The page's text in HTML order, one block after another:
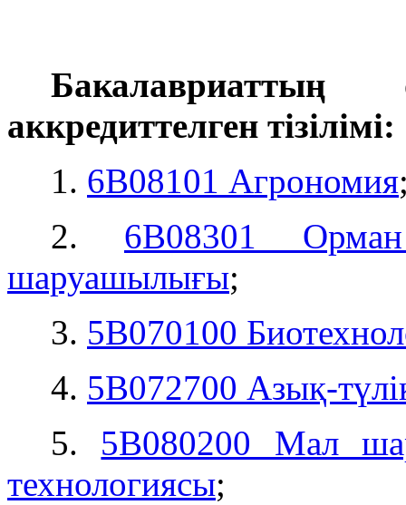
Бакалавриаттың
аккредиттелген тізілімі:
1. 6В08101 Агрономия
2. 6В08301
шаруашылығы;
3. 5В070100
4. 5В072700 Азық-
5. 5В080200 Мал
технологиясы;